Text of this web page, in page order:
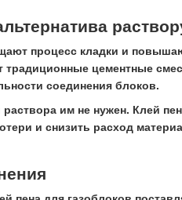
процесс кладки и
традиционные цементные
соединения блоков.
им не нужен. Клей
и снизить расход